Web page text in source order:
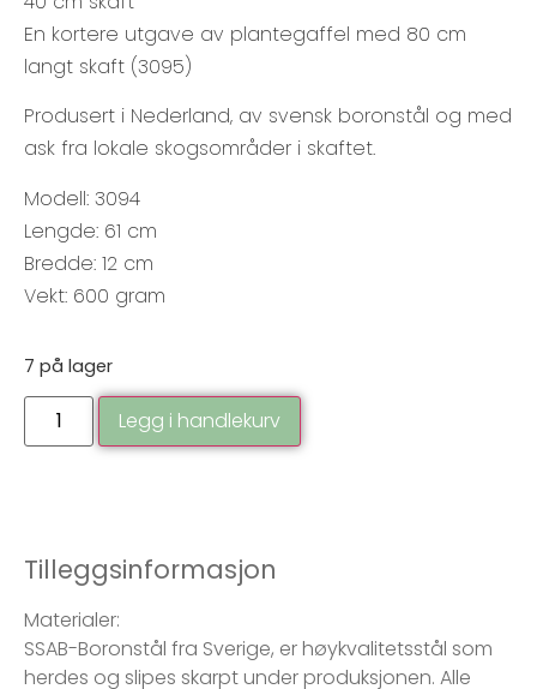
En kortere utgave av plantegaffel med 80 cm
langt skaft (3095)
Produsert i Nederland, av svensk boronstål og med
ask fra lokale skogsområder i skaftet.
Modell: 3094
Lengde: 61 cm
Bredde: 12 cm
Vekt: 600 gram
7 på lager
Legg i handlekurv
Tilleggsinformasjon
Materialer:
SSAB-Boronstål fra Sverige, er høykvalitetsstål som
herdes og slipes skarpt under produksjonen. Alle